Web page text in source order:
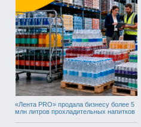
«Лента PRO» продала бизнесу более 5
млн литров прохладительных напитков